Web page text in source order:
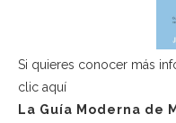
Si quieres conocer más
clic aquí
La Guía Moderna de